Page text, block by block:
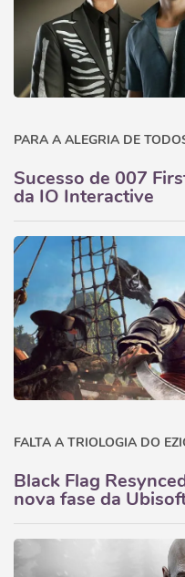
PARA A ALEGRIA DE
Sucesso de 007
da IO Interactive
FALTA A TRIOLOGIA DO
Black Flag
nova fase da